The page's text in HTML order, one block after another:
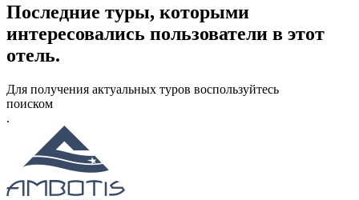
Последние туры, которыми
интересовались пользователи в этот
отель.
Для получения актуальных туров воспользуйтесь
поиском
.